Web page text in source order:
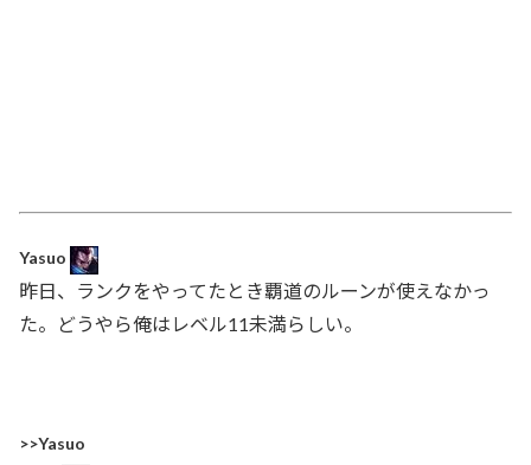
Yasuo
昨日、ランクをやってたとき覇道のルーンが使えなかっ
た。どうやら俺はレベル11未満らしい。
>>Yasuo